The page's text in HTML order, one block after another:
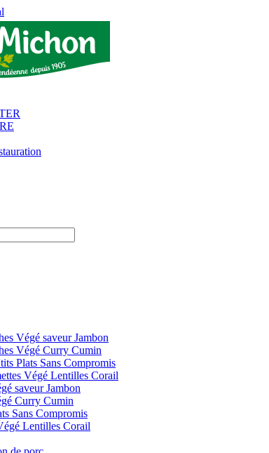
Végé saveur Jambon
Végé Curry Cumin
Plats Sans Compromis
Végé Lentilles Corail
saveur Jambon
Curry Cumin
Sans Compromis
Lentilles Corail